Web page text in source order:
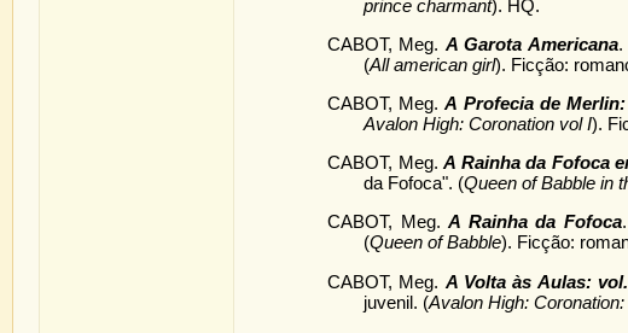
prince charmant). HQ.
CABOT, Meg. A Garota Americana.
(All american girl). Ficção:
CABOT, Meg.A Profecia de
Avalon High: Coronation vol I).
CABOT, Meg.A Rainha da Fofoca
da Fofoca". (Queen of Babble in
CABOT, Meg.A Rainha da Fofoca
(Queen of Babble). Ficção:
CABOT, Meg. A Volta às Aulas:
juvenil. (Avalon High: